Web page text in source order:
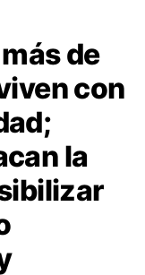
de
con
la